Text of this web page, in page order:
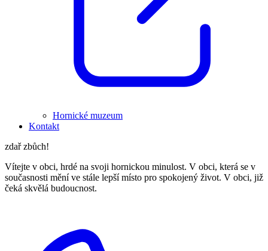
Hornické muzeum
Kontakt
zdař zbůch!
Vítejte v obci, hrdé na svoji hornickou minulost. V obci, která se v
současnosti mění ve stále lepší místo pro spokojený život. V obci, již
čeká skvělá budoucnost.